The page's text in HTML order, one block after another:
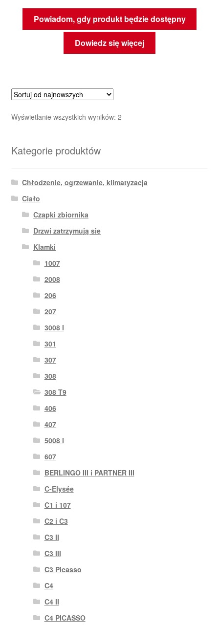
Powiadom, gdy produkt będzie dostępny
Dowiedz się więcej
Wyświetlanie wszystkich wyników: 2Posortowane
Kategorie produktów
Chłodzenie, ogrzewanie, klimatyzacja
Ciało
Czapki zbiornika
Drzwi zatrzymują się
Klamki
1007
2008
206
207
3008 I
301
307
308
308 T9
406
407
5008 I
607
BERLINGO III i PARTNER III
C-Elysée
C1 i 107
C2 i C3
C3 II
C3 III
C3 Picasso
C4
C4 II
C4 PICASSO